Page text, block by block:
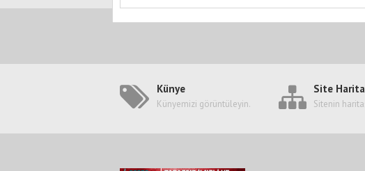
Künye
Künyemizi görüntüleyin.
Site
Sitenin